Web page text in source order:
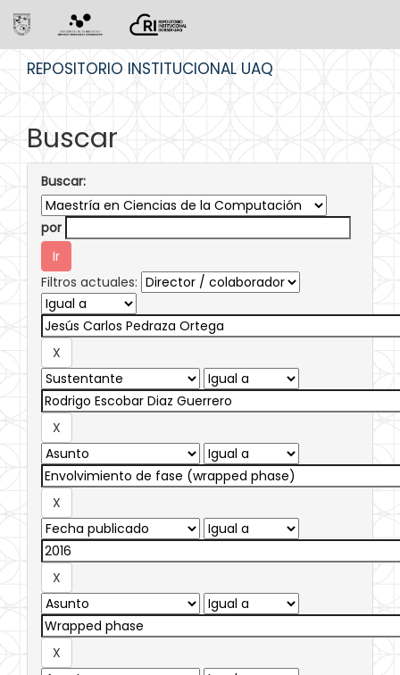
REPOSITORIO INSTITUCIONAL UAQ
Buscar
Buscar:
por
Filtros actuales: